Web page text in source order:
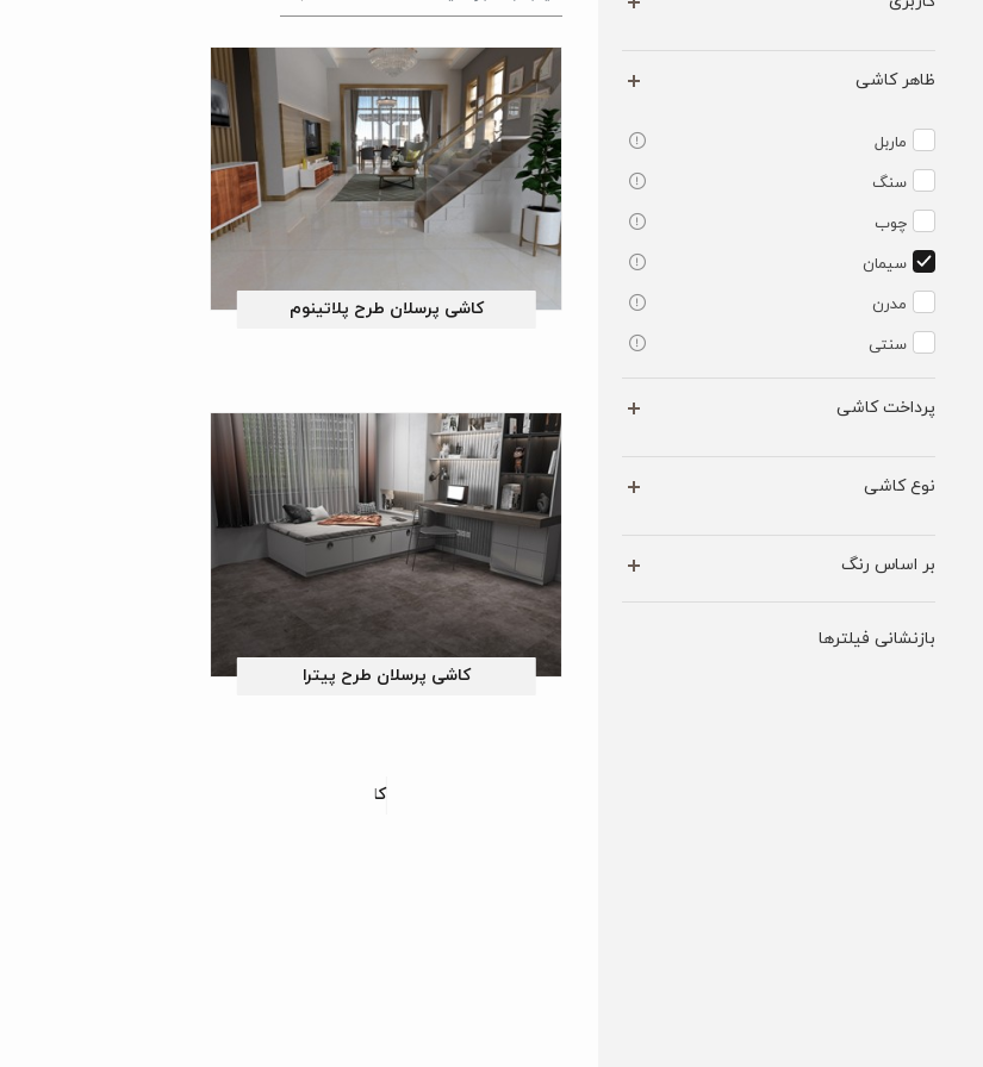
ظاهر کاشی
ماربل
سنگ
چوب
سیمان
مدرن
سنتی
پرداخت کاشی
نوع کاشی
بر اساس رنگ
بازنشانی فیلترها
کاشی پرسلان طرح پلاتینوم
کاشی پرسلان طرح پیترا
کاشی پرسلان طرح انزو